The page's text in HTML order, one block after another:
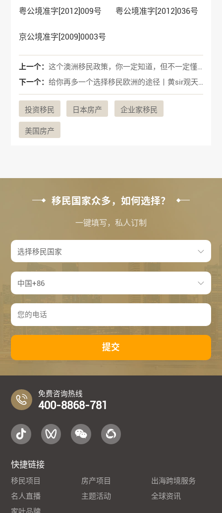
粤公境准字[2012]009号 粤公境准字[2012]036号
京公境准字[2009]0003号
上一个：
这个澳洲移民政策，你一定知道，但不一定懂！
下一个：
给你再多一个选择移民欧洲的途径丨黄sir观天下 Vol.11
投资移民 日本房产 企业家移民
美国房产
移民国家众多，如何选择？
一键填写，私人订制
提交
免费咨询热线
400-8868-781
快捷链接
移民项目 房产项目
出海跨境服务
名人直播
主题活动
全球资讯